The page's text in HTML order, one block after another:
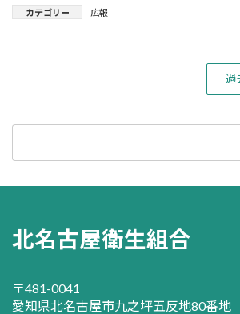
カテゴリー 広報
過
北名古屋衛生組合
〒481-0041
愛知県北名古屋市九之坪五反地80番地